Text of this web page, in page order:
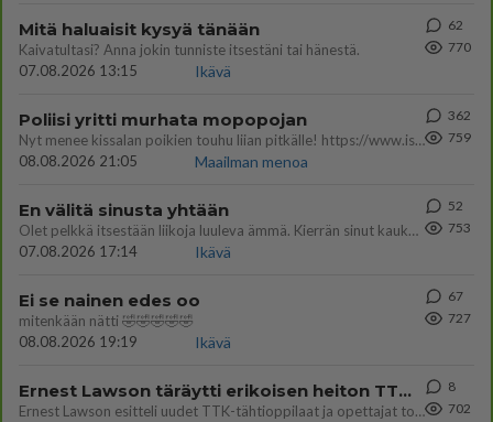
Mitä haluaisit kysyä tänään
Kaivatultasi? Anna jokin tunniste itsestäni tai hänestä.
07.08.2026 13:15
Ikävä
62
770
Poliisi yritti murhata mopopojan
Nyt menee kissalan poikien touhu liian pitkälle! https://www.is.fi/kotimaa/art-2000012193221.html Karu video mopomiiti
08.08.2026 21:05
Maailman menoa
362
759
En välitä sinusta yhtään
Olet pelkkä itsestään liikoja luuleva ämmä. Kierrän sinut kaukaa nyt ja aina. Olit mulle pelkkä lelu vaan.
07.08.2026 17:14
Ikävä
52
753
Ei se nainen edes oo
mitenkään nätti 🤣🤣🤣🤣🤣
08.08.2026 19:19
Ikävä
67
727
Ernest Lawson täräytti erikoisen heiton TTK-lehdistötilaisuudessa: " Onko tässä tarkoituksena...?"
Ernest Lawson esitteli uudet TTK-tähtioppilaat ja opettajat torstaina 6.8. lehdistölle. Tulevalla kaudella on yksi hausk
8
702